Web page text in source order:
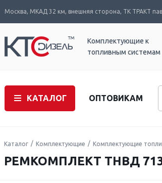
Москва, МКАД 32 км, внешняя сторона, ТК ТРАКТ
Комплектующие к
топливным системам
КАТАЛОГ ОПТОВИКАМ
Каталог Комплектующие Комплектующие
РЕМКОМПЛЕКТ ТНВД